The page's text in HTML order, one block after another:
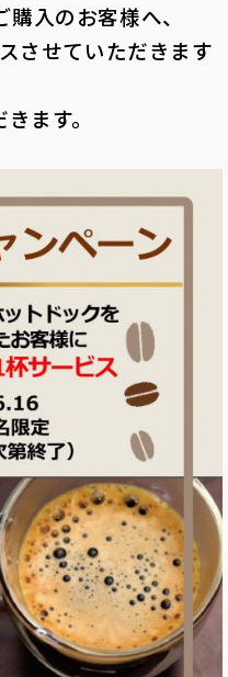
購入のお客様へ、
させていただきます
ます。